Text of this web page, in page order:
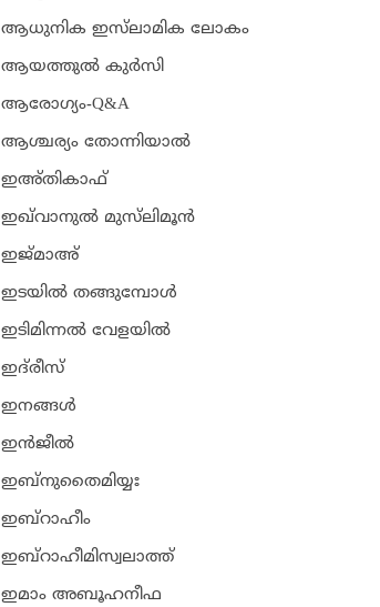
ആധുനിക ഇസ്‌ലാമിക ലോകം
ആയത്തുല്‍ കുര്‍സി
ആരോഗ്യം-Q&A
ആശ്ചര്യം തോന്നിയാല്‍
ഇഅ്തികാഫ്‌
ഇഖ്‌വാനുല്‍ മുസ്‌ലിമൂന്‍
ഇജ്മാഅ്
ഇടയില്‍ തങ്ങുമ്പോള്‍
ഇടിമിന്നല്‍ വേളയില്‍
ഇദ്‌രീസ്‌
ഇനങ്ങള്‍
ഇന്‍ജീല്‍
ഇബ്‌നുതൈമിയ്യഃ
ഇബ്‌റാഹീം
ഇബ്‌റാഹീമിസ്വലാത്ത്
ഇമാം അബൂഹനീഫ